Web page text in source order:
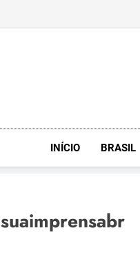
INÍCIO BRASIL
suaimprensabr